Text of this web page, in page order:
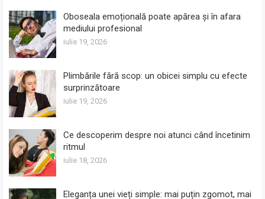
Oboseala emoțională poate apărea și în afara
mediului profesional
iulie 19, 2026
Plimbările fără scop: un obicei simplu cu efecte
surprinzătoare
iulie 19, 2026
Ce descoperim despre noi atunci când încetinim
ritmul
iulie 18, 2026
Eleganța unei vieți simple: mai puțin zgomot, mai